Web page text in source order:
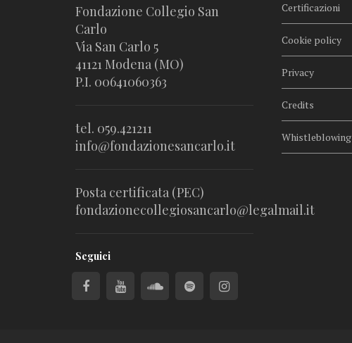
Fondazione Collegio San
Carlo
Via San Carlo 5
41121 Modena (MO)
P.I. 00641060363
tel. 059.421211
info@fondazionesancarlo.it
Posta certificata (PEC)
fondazionecollegiosancarlo@legalmail.it
Seguici
Certificazioni
Cookie policy
Privacy
Credits
Whistleblowing